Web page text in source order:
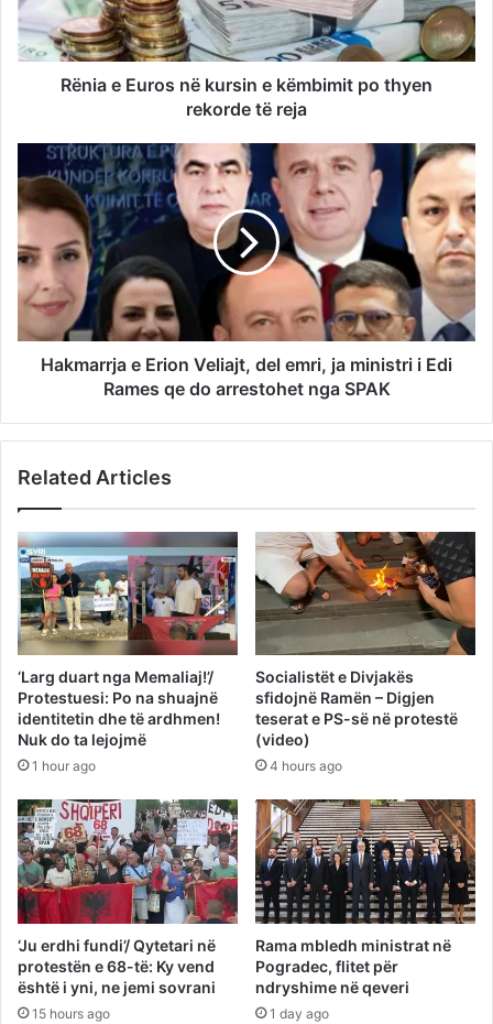
Rënia e Euros në kursin e këmbimit po thyen
rekorde të reja
Hakmarrja e Erion Veliajt, del emri, ja ministri i Edi
Rames qe do arrestohet nga SPAK
Related Articles
‘Larg duart nga Memaliaj!’/
Protestuesi: Po na shuajnë
identitetin dhe të ardhmen!
Nuk do ta lejojmë
1 hour ago
Socialistët e Divjakës
sfidojnë Ramën – Digjen
teserat e PS-së në protestë
(video)
4 hours ago
‘Ju erdhi fundi’/ Qytetari në
protestën e 68-të: Ky vend
është i yni, ne jemi sovrani
15 hours ago
Rama mbledh ministrat në
Pogradec, flitet për
ndryshime në qeveri
1 day ago